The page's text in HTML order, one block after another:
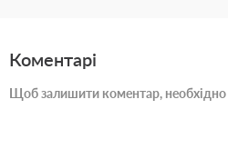
Коментарі
Щоб залишити коментар, необхідно